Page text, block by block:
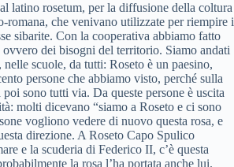
latino rosetum, per la diffusione della coltura
romana, che venivano utilizzate per riempire i
sibarite. Con la cooperativa abbiamo fatto
dei bisogni del territorio. Siamo andati
nelle scuole, da tutti: Roseto è un paesino,
persone che abbiamo visto, perché sulla
sono tutti via. Da queste persone è uscita
molti dicevano “siamo a Roseto e ci sono
vogliono vedere di nuovo questa rosa, e
direzione. A Roseto Capo Spulico
e la scuderia di Federico II, c’è questa
la rosa l’ha portata anche lui.